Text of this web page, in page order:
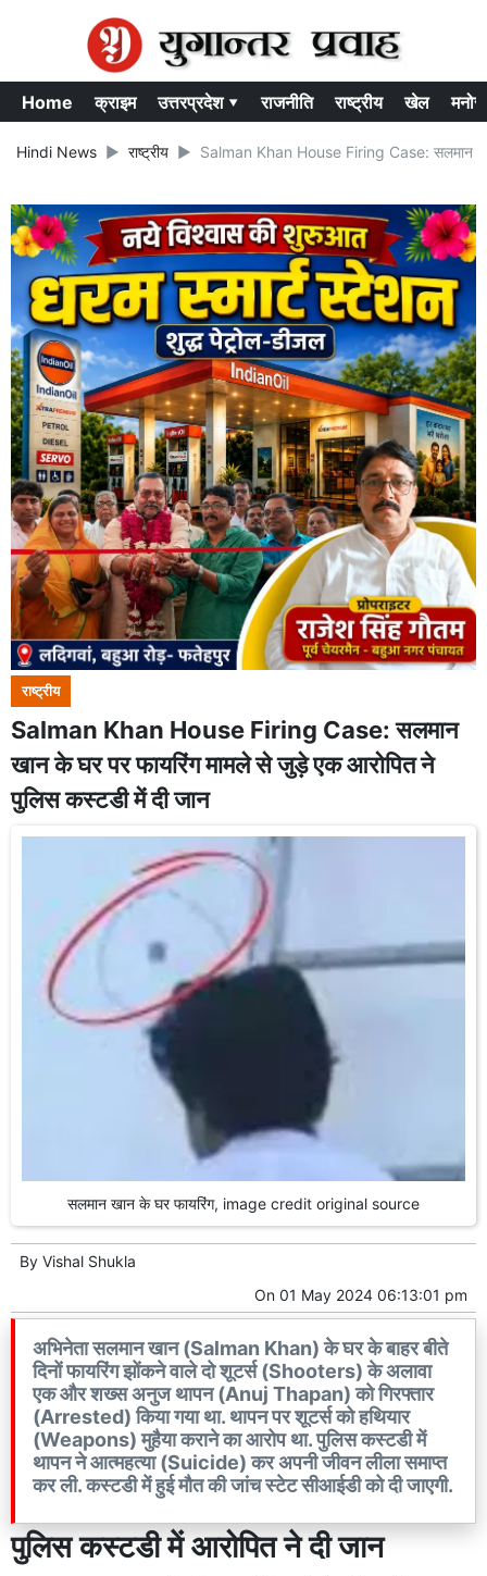
Home क्राइम उत्तरप्रदेश ▾ राजनीति राष्ट्रीय खेल
Hindi News राष्ट्रीय Salman Khan House Firing Case: सलमान
राष्ट्रीय
Salman Khan House Firing Case: सलमान
खान के घर पर फायरिंग मामले से जुड़े एक आरोपित ने
पुलिस कस्टडी में दी जान
सलमान खान के घर फायरिंग, image credit original source
By Vishal Shukla
On 01 May 2024 06:13:01 pm
अभिनेता सलमान खान (Salman Khan) के घर के बाहर बीते
दिनों फायरिंग झोंकने वाले दो शूटर्स (Shooters) के अलावा
एक और शख्स अनुज थापन (Anuj Thapan) को गिरफ्तार
(Arrested) किया गया था. थापन पर शूटर्स को हथियार
(Weapons) मुहैया कराने का आरोप था. पुलिस कस्टडी में
थापन ने आत्महत्या (Suicide) कर अपनी जीवन लीला समाप्त
कर ली. कस्टडी में हुई मौत की जांच स्टेट सीआईडी को दी जाएगी.
पुलिस कस्टडी में आरोपित ने दी जान